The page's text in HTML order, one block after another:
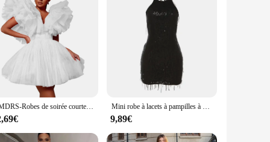
DMDRS-Robes de soirée courtes en tulle luxuriant pour femmes, robe gonflée au-dessus du genou, robe de Rhformelle pour femmes, robe rigourd'anniversaire, sur mesure Mini robe à lacets à pampilles à paillettes pour femmes, dos nu brillant, tenue de fête, streetwear sexy, été, Y2K, 2023
9,89€